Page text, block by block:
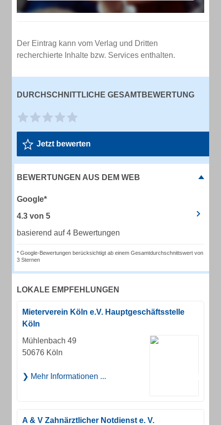
Der Eintrag kann vom Verlag und Dritten
recherchierte Inhalte bzw. Services enthalten.
DURCHSCHNITTLICHE GESAMTBEWERTUNG
Jetzt bewerten
BEWERTUNGEN AUS DEM WEB
Google*
4.3 von 5
basierend auf 4 Bewertungen
* Google-Bewertungen berücksichtigt ab einem Gesamtdurchschnittswert von
3 Sternen
LOKALE EMPFEHLUNGEN
Mieterverein Köln e.V. Hauptgeschäftsstelle
Köln
Mühlenbach 49
50676 Köln
Mehr Informationen ...
A & V Zahnärztlicher Notdienst e. V.